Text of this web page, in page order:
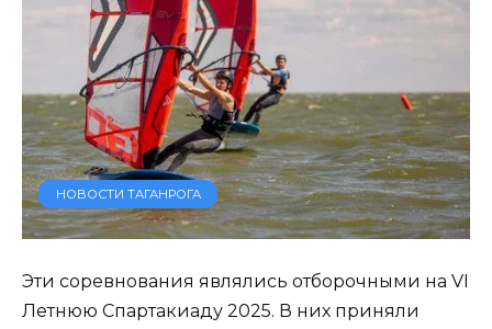
НОВОСТИ ТАГАНРОГА
Эти соревнования являлись отборочными на VI
Летнюю Спартакиаду 2025. В них приняли